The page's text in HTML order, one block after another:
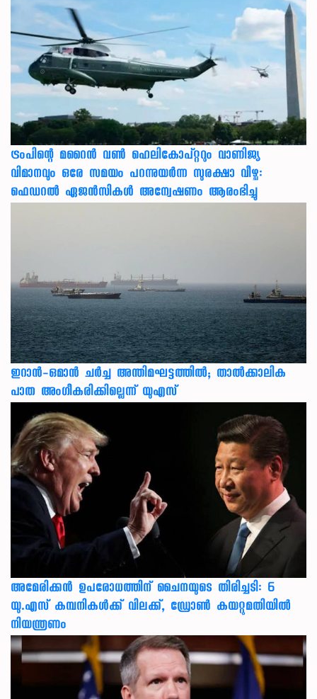
ട്രംപിന്റെ മറൈന്‍ വണ്‍ ഹെലികോപ്റ്ററും വാണിജ്യ
വിമാനവും ഒരേ സമയം പറന്നുയര്‍ന്ന സുരക്ഷാ വീഴ്ച:
ഫെഡറല്‍ ഏജന്‍സികള്‍ അന്വേഷണം ആരംഭിച്ചു
ഇറാന്‍-ഒമാന്‍ ചര്‍ച്ച അന്തിമഘട്ടത്തില്‍; താല്‍ക്കാലിക
പാത അംഗീകരിക്കില്ലെന്ന് യുഎസ്
അമേരിക്കൻ ഉപരോധത്തിന് ചൈനയുടെ തിരിച്ചടി: 6
യു.എസ് കമ്പനികൾക്ക് വിലക്ക്, ഡ്രോൺ കയറ്റുമതിയിൽ
നിയന്ത്രണം